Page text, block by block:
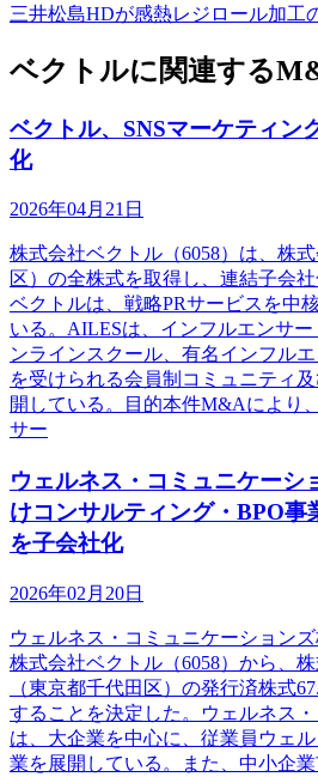
三井松島HDが感熱レジロール加工
ベクトルに関連する
ベクトル、SNSマーケティン
化
2026年04月21日
株式会社ベクトル（6058）は、株
区）の全株式を取得し、連結子会
ベクトルは、戦略PRサービスを中
いる。AILESは、インフルエンサ
ンラインスクール、有名インフル
を受けられる会員制コミュニティ
開している。目的本件M&Aにより
サー
ウェルネス・コミュニケーシ
けコンサルティング・BPO事
を子会社化
2026年02月20日
ウェルネス・コミュニケーションズ
株式会社ベクトル（6058）から、
（東京都千代田区）の発行済株式
することを決定した。ウェルネス
は、大企業を中心に、従業員ウェ
業を展開している。また、中小企